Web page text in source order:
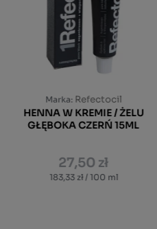
Marka: Refectocil
HENNA W KREMIE / ŻELU
GŁĘBOKA CZERŃ 15ML
27,50 zł
183,33 zł / 100 ml